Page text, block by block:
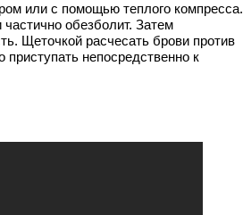
или с помощью теплого компресса.
обезболит. Затем
Щеточкой расчесать брови против
приступать непосредственно к